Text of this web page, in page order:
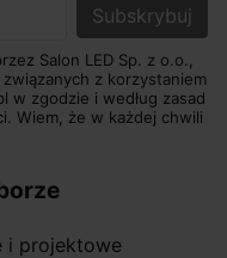
Salon LED Sp. z o.o.,
z korzystaniem
w zgodzie i według zasad
Wiem, że w każdej chwili
i projektowe